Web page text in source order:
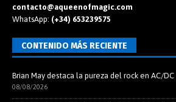
contacto@aqueenofmagic.com
WhatsApp: (+34) 653239575
CONTENIDO MÁS RECIENTE
Brian May destaca la pureza del rock en AC/DC
08/08/2026